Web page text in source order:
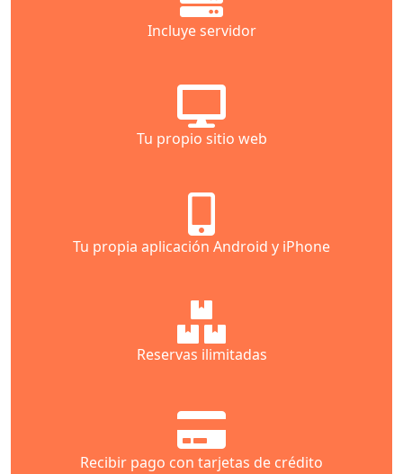
Incluye servidor
Tu propio sitio web
Tu propia aplicación Android y iPhone
Reservas ilimitadas
Recibir pago con tarjetas de crédito